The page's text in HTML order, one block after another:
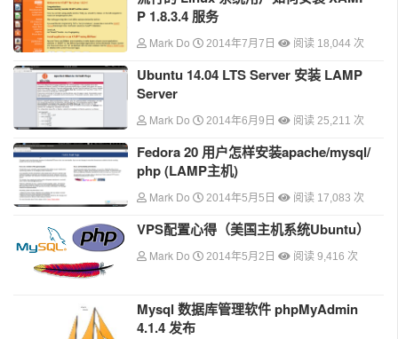
P 1.8.3.4 服务
Mark Do 2014年7月7日 阅读 18,044 次
Ubuntu 14.04 LTS Server 安装 LAMP
Server
Mark Do 2014年6月9日 阅读 25,211 次
Fedora 20 用户怎样安装apache/mysql/
php (LAMP主机)
Mark Do 2014年5月5日 阅读 17,083 次
VPS配置心得（美国主机系统Ubuntu）
Mark Do 2014年5月2日 阅读 9,416 次
Mysql 数据库管理软件 phpMyAdmin
4.1.4 发布